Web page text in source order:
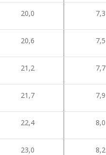
20,0 7,3
20,6 7,5
21,2 7,7
21,7 7,9
22,4 8,0
23,0 8,2